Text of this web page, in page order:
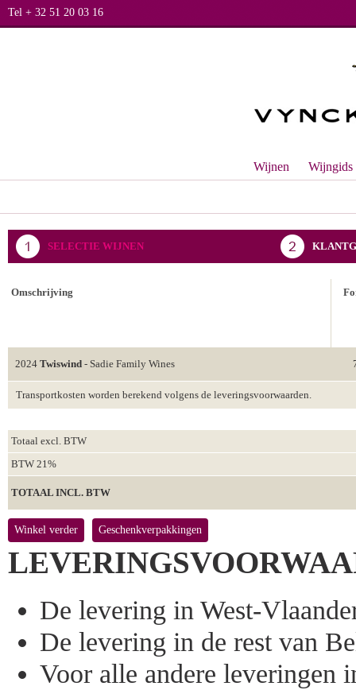
Tel + 32 51 20 03 16
Wijnen Wijngids
SELECTIE WIJNEN
Omschrijving
2024 Twiswind - Sadie Family Wines
Transportkosten worden berekend volgens de leveringsvoorwaarden.
Totaal excl. BTW
BTW 21%
TOTAAL INCL. BTW
Winkel verder Geschenkverpakkingen
De levering in West-
De levering in de rest van
Voor alle andere